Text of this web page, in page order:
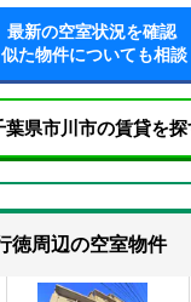
最新の空室状況を確認
似た物件についても相談
葉県市川市の賃貸を探
徳周辺の空室物件